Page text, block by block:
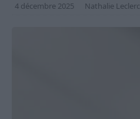
4 décembre 2025 Nathalie Leclerc